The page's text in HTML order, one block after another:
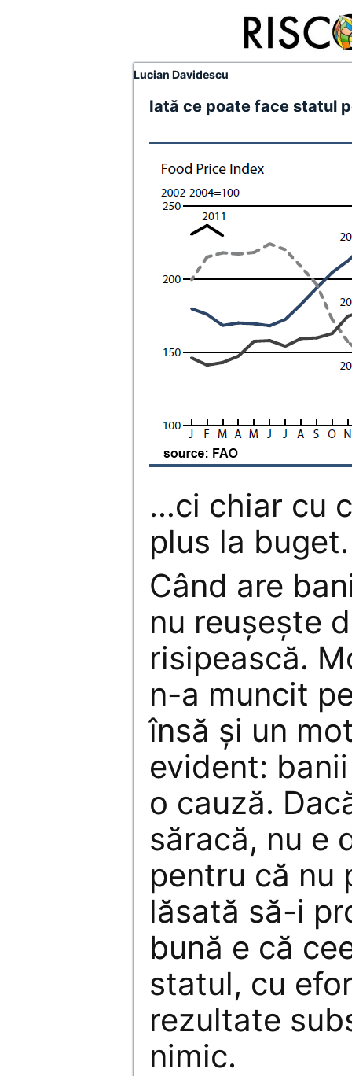
Lucian Davidescu
Iată ce poate face statul
…ci chiar cu
plus la
Când are
nu reuşeşte
risipească.
n-a muncit
însă şi un
evident:
o cauză.
săracă, nu e
pentru că nu
lăsată să-i
bună e că
statul, cu
rezultate
nimic.